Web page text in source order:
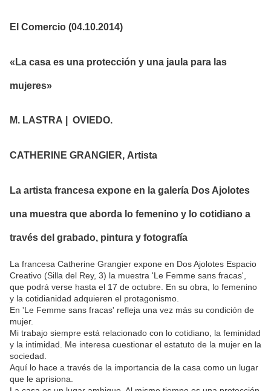
El Comercio (04.10.2014)
«La casa es una protección y una jaula para las
mujeres»
M. LASTRA | OVIEDO.
CATHERINE GRANGIER, Artista
La artista francesa expone en la galería Dos Ajolotes
una muestra que aborda lo femenino y lo cotidiano a
través del grabado, pintura y fotografía
La francesa Catherine Grangier expone en Dos Ajolotes Espacio
Creativo (Silla del Rey, 3) la muestra 'Le Femme sans fracas',
que podrá verse hasta el 17 de octubre. En su obra, lo femenino
y la cotidianidad adquieren el protagonismo.
En 'Le Femme sans fracas' refleja una vez más su condición de
mujer.
Mi trabajo siempre está relacionado con lo cotidiano, la feminidad
y la intimidad. Me interesa cuestionar el estatuto de la mujer en la
sociedad.
Aquí lo hace a través de la importancia de la casa como un lugar
que le aprisiona.